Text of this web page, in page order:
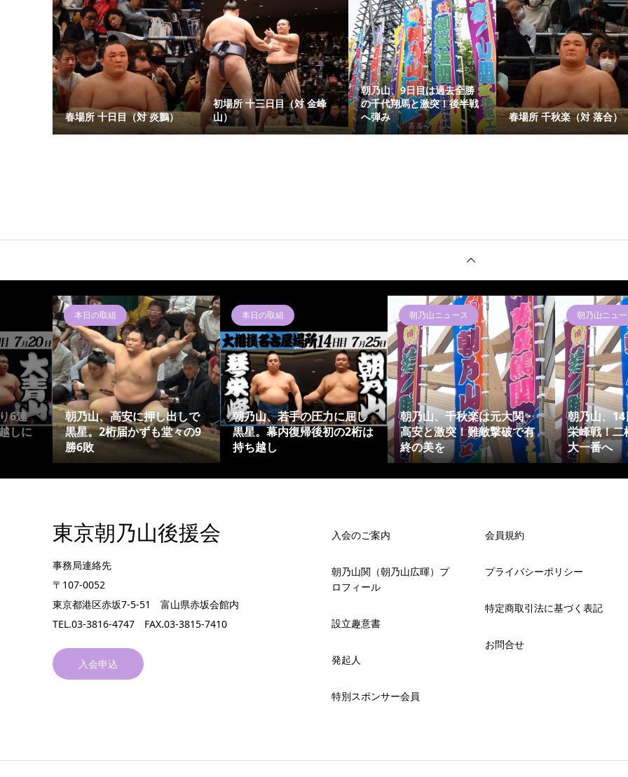
春場所 十日目（対 炎鵬）
初場所 十三日目（対 金峰
山）
朝乃山、9日目は過去全勝
の千代翔馬と激突！後半戦
へ弾み
春場所 千秋楽（対 落合）
6連
しに
本日の取組
朝乃山、高安に押し出しで
黒星。2桁届かずも堂々の9
勝6敗
本日の取組
朝乃山、若手の圧力に屈し
黒星。幕内復帰後初の2桁は
持ち越し
朝乃山ニュース
朝乃山、千秋楽は元大関・
高安と激突！難敵撃破で有
終の美を
朝乃山ニュ
朝乃山、
栄峰戦！二
大一番へ
東京朝乃山後援会
事務局連絡先
〒107-0052
東京都港区赤坂7-5-51 富山県赤坂会館内
TEL.03-3816-4747 FAX.03-3815-7410
入会申込
入会のご案内
朝乃山関（朝乃山広暉）プ
ロフィール
設立趣意書
発起人
特別スポンサー会員
会員規約
プライバシーポリシー
特定商取引法に基づく表記
お問合せ